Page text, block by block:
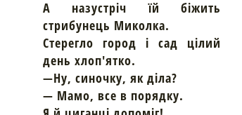
А назустріч їй біжить
стрибунець Миколка.
Стерегло город і сад цілий
день хлоп'ятко.
—Ну, синочку, як діла?
— Мамо, все в порядку.